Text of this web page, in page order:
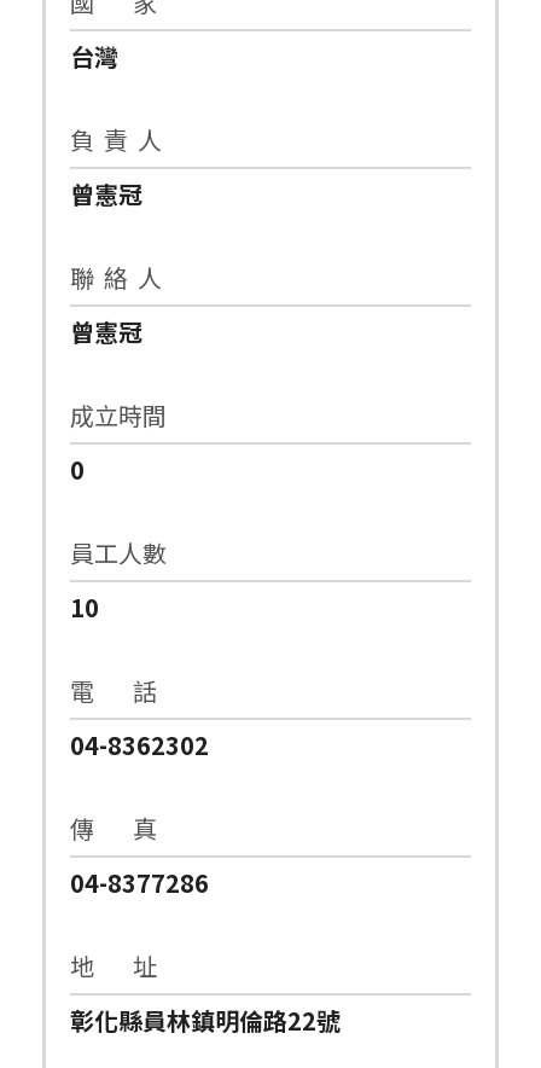
台灣
負 責 人
曾憲冠
聯 絡 人
曾憲冠
成立時間
0
員工人數
10
電 話
04-8362302
傳 真
04-8377286
地 址
彰化縣員林鎮明倫路22號